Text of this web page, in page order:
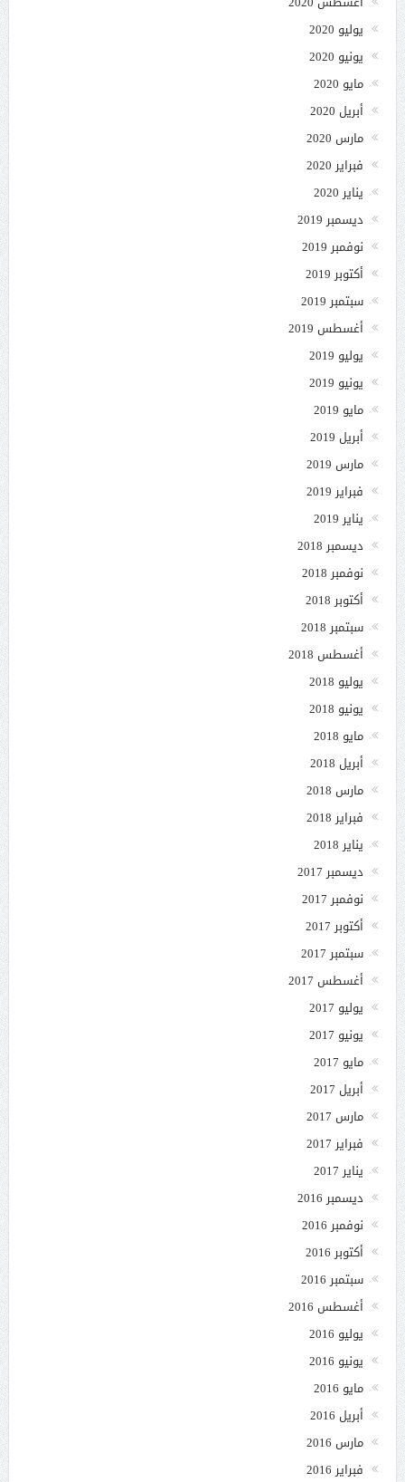
يوليو 2020
يونيو 2020
مايو 2020
أبريل 2020
مارس 2020
فبراير 2020
يناير 2020
ديسمبر 2019
نوفمبر 2019
أكتوبر 2019
سبتمبر 2019
أغسطس 2019
يوليو 2019
يونيو 2019
مايو 2019
أبريل 2019
مارس 2019
فبراير 2019
يناير 2019
ديسمبر 2018
نوفمبر 2018
أكتوبر 2018
سبتمبر 2018
أغسطس 2018
يوليو 2018
يونيو 2018
مايو 2018
أبريل 2018
مارس 2018
فبراير 2018
يناير 2018
ديسمبر 2017
نوفمبر 2017
أكتوبر 2017
سبتمبر 2017
أغسطس 2017
يوليو 2017
يونيو 2017
مايو 2017
أبريل 2017
مارس 2017
فبراير 2017
يناير 2017
ديسمبر 2016
نوفمبر 2016
أكتوبر 2016
سبتمبر 2016
أغسطس 2016
يوليو 2016
يونيو 2016
مايو 2016
أبريل 2016
مارس 2016
فبراير 2016